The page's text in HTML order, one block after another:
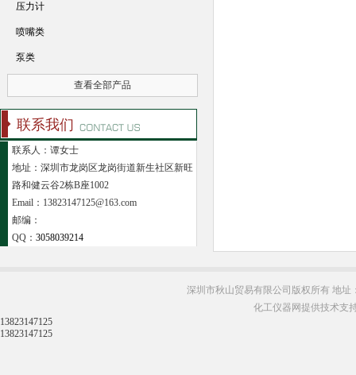
压力计
喷嘴类
泵类
查看全部产品
联系我们
联系人：谭女士
地址：深圳市龙岗区龙岗街道新生社区新旺
路和健云谷2栋B座1002
Email：13823147125@163.com
邮编：
QQ： 3058039214
深圳市秋山贸易有限公司版权所有 地址
化工仪器网提供技术支
13823147125
13823147125